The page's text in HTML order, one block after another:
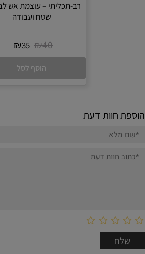
רב-תכליתי – עוצמת אש
שטח ועבודה
₪40
₪35
הוסף לסל
הוספת חוות דעת